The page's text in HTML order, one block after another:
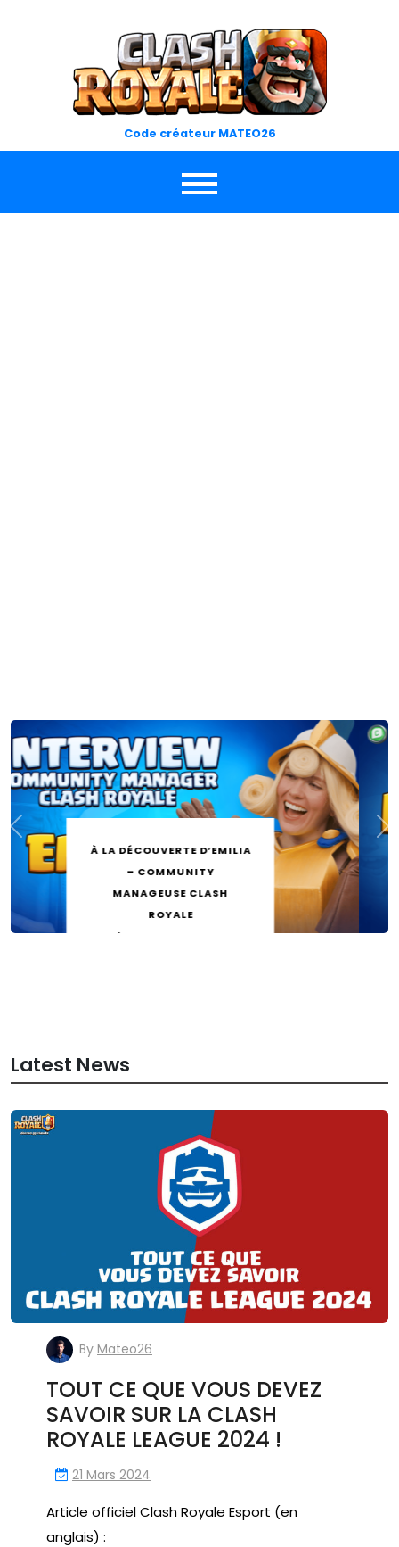
Code créateur MATEO26
Nouveaux niveaux de
collection et
changements des
maîtrises
Latest News
By Mateo26
TOUT CE QUE VOUS DEVEZ
SAVOIR SUR LA CLASH
ROYALE LEAGUE 2024 !
21 Mars 2024
Article officiel Clash Royale Esport (en
anglais) :